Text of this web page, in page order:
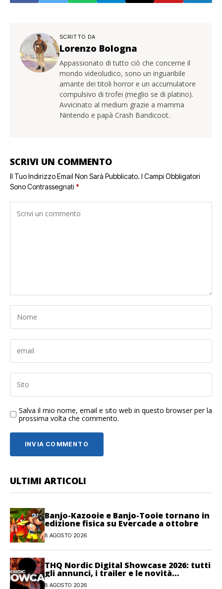
SCRITTO DA
Lorenzo Bologna
Appassionato di tutto ciò che concerne il
mondo videoludico, sono un inguaribile
amante dei titoli horror e un accumulatore
compulsivo di trofei (meglio se di platino).
Avvicinato al medium grazie a mamma
Nintendo e papà Crash Bandicoot.
SCRIVI UN COMMENTO
Il Tuo Indirizzo Email Non Sarà Pubblicato. I Campi Obbligatori
Sono Contrassegnati *
Salva il mio nome, email e sito web in questo browser per la
prossima volta che commento.
ULTIMI ARTICOLI
Banjo-Kazooie e Banjo-Tooie tornano in
edizione fisica su Evercade a ottobre
8 AGOSTO 2026
THQ Nordic Digital Showcase 2026: tutti
gli annunci, i trailer e le novità
dell’evento
8 AGOSTO 2026